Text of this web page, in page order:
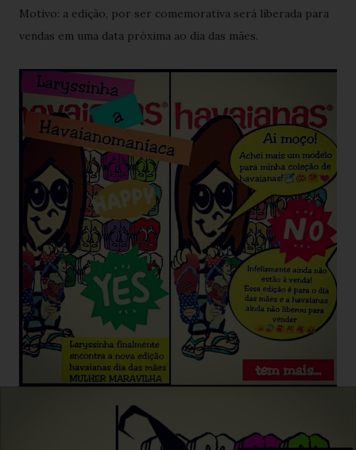
Motivo: a edição, por ser comemorativa será liberada para
vendas em uma data próxima ao dia das mães.